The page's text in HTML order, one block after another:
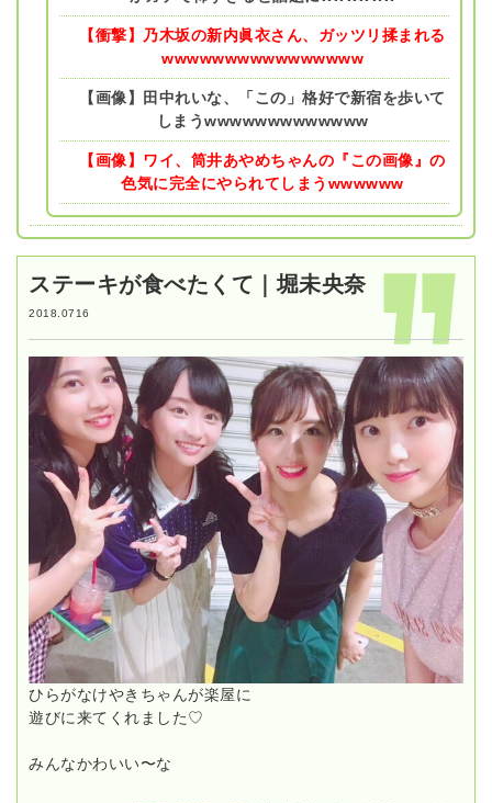
【衝撃】乃木坂の新内眞衣さん、ガッツリ揉まれる
wwwwwwwwwwwwwwww
【画像】田中れいな、「この」格好で新宿を歩いて
しまうwwwwwwwwwwwww
【画像】ワイ、筒井あやめちゃんの『この画像』の
色気に完全にやられてしまうwwwwww
ステーキが食べたくて｜堀未央奈
2018.0716
ひらがなけやきちゃんが楽屋に
遊びに来てくれました♡
みんなかわいい〜な